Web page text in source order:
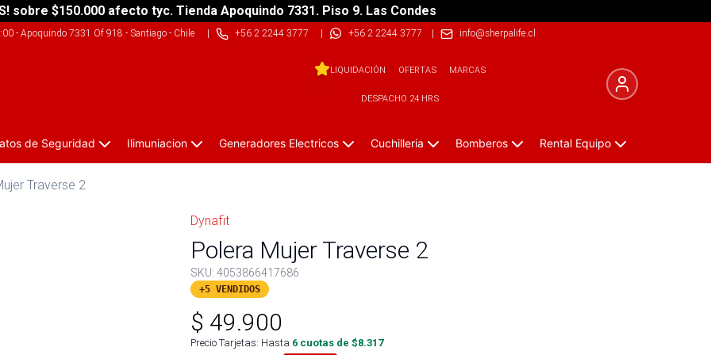
sobre $150.000 afecto tyc. Tienda Apoquindo 7331. Piso 9. Las Condes
- Apoquindo 7331 Of 918 - Santiago - Chile| +56 2 2244 3777 | +56 2 2244 3777 | info@sherpalife.cl
LIQUIDACIÓN OFERTAS MARCAS
DESPACHO 24 HRS
de Seguridad Ilimuniacion Generadores Electricos Cuchilleria Bomberos Rental Equipo
Traverse 2
Dynafit
Polera Mujer Traverse 2
SKU: 4053866417686
+5 VENDIDOS
$ 49.900
Precio Tarjetas: Hasta 6 cuotas de $8.317